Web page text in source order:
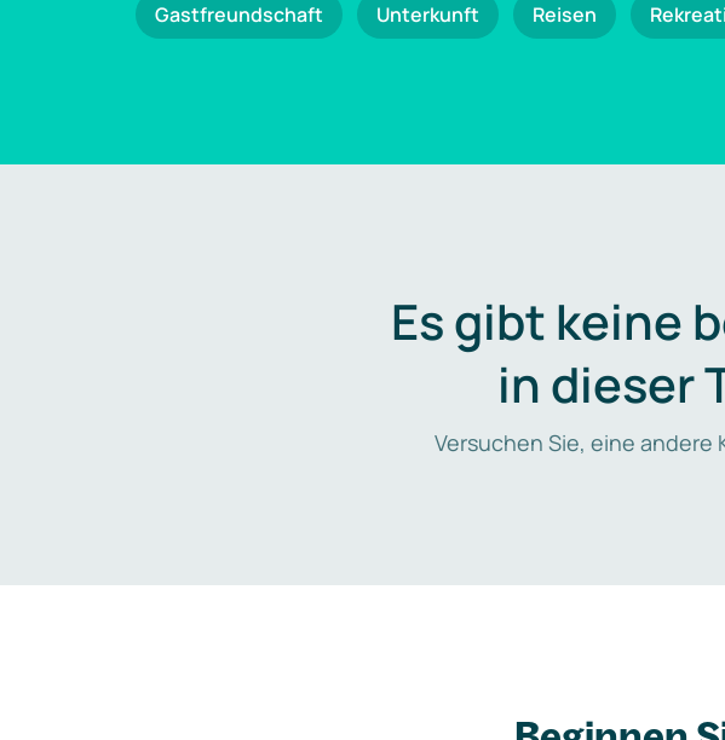
Gastfreundschaft Unterkunft Reisen
Es gibt keine
in dieser
Versuchen Sie, eine andere